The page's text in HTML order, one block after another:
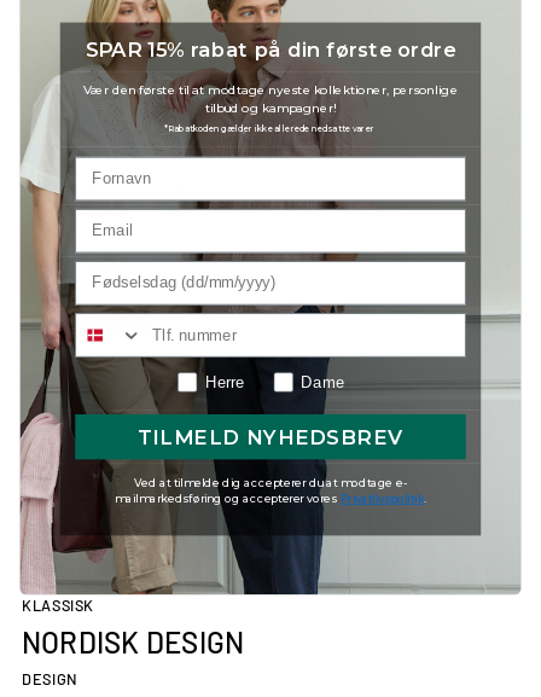
Modellen er iført en størrelse Medium.
Style nr.: 152212502
Kvalitet: 94% Polyester 6% Spandex
Størrelsesguide
Materiale
Produktfiler
Levering og Retur
BEVIDST VALG
ANSVARLIGT LAVET
KLASSISK
NORDISK DESIGN
DESIGN
SPAR 15% rabat på din første ordre
Vær den første til at modtage nyeste kollektioner, personlige
tilbud og kampagner!
*Rabatkoden gælder ikke allerede nedsatte varer
Herre Dame
TILMELD NYHEDSBREV
Ved at tilmelde dig accepterer du at modtage e-
mailmarkedsføring og accepterer vores Privatlivspolitik.